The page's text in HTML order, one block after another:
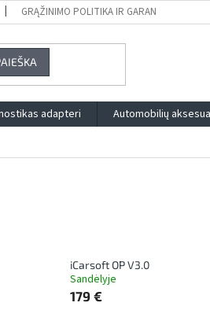
GRĄŽINIMO POLITIKA IR GARANTIJA
adapteri Automobilių
iCarsoft OP V3.0
Sandėlyje
179 €